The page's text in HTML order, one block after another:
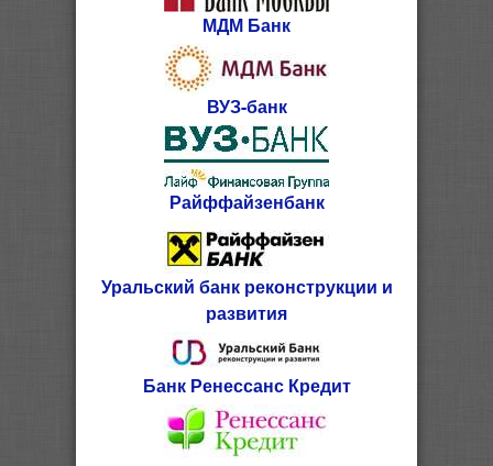
МДМ Банк
ВУЗ-банк
Райффайзенбанк
Уральский банк реконструкции и
развития
Банк Ренессанс Кредит